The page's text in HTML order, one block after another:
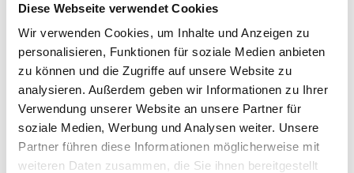
Diese Webseite verwendet Cookies
Wir verwenden Cookies, um Inhalte und Anzeigen zu
personalisieren, Funktionen für soziale Medien anbieten
zu können und die Zugriffe auf unsere Website zu
analysieren. Außerdem geben wir Informationen zu Ihrer
Verwendung unserer Website an unsere Partner für
soziale Medien, Werbung und Analysen weiter. Unsere
Partner führen diese Informationen möglicherweise mit
weiteren Daten zusammen, die Sie ihnen bereitgestellt